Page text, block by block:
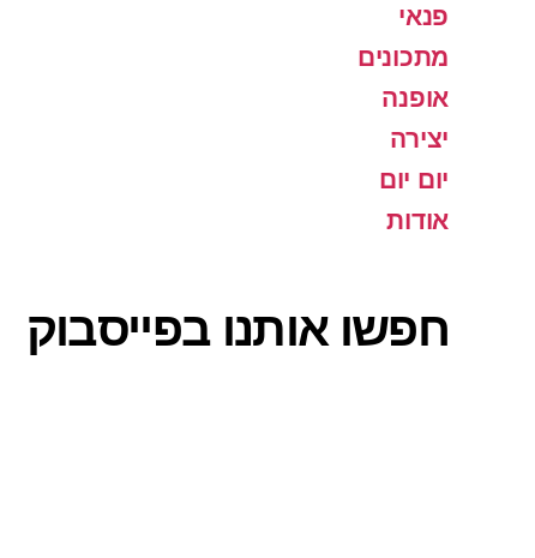
פנאי
מתכונים
אופנה
יצירה
יום יום
אודות
חפשו אותנו בפייסבוק